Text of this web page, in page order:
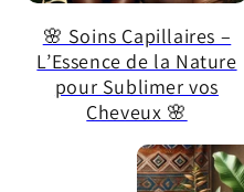
🌸 Soins Capillaires –
L’Essence de la Nature
pour Sublimer vos
Cheveux 🌸